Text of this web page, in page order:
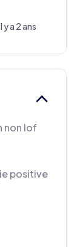
y a 2 ans
non lof
positive